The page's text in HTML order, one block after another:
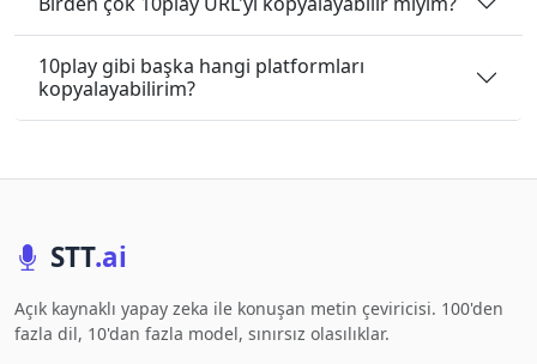
10play gibi başka hangi platformları
kopyalayabilirim?
STT.ai
Açık kaynaklı yapay zeka ile konuşan metin çeviricisi. 100'den
fazla dil, 10'dan fazla model, sınırsız olasılıklar.